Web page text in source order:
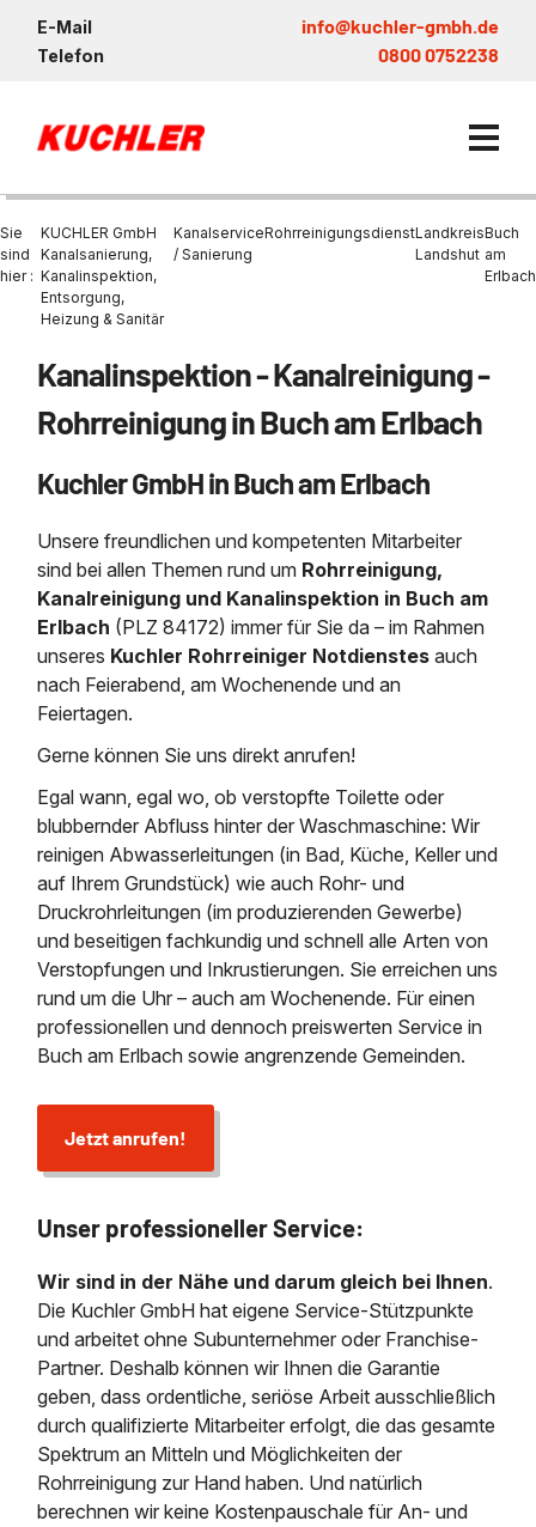
E-Mail info@kuchler-gmbh.de
Telefon 0800 0752238
Kanalservice / Sanierung
Kanalsanierung
Großprofilsanierung
Kanalreinigung
Kanalinspektion
Grubenentleerung
Kosten Preise
Rohrreinigungsdienst
Wasserhaltung
Dükerreinigung
Entsorgung
Entsorgung und
Bohrschlamm
Entsorgung von
Chemisch physikalische
Entleerung und Reinigung
Regenrückhaltebecken
Grubenentleerung und
Sickerschacht Reinigung
Schießstandsanierung -
Geschosssandfang
Mobile Schlamm-
Abscheider
Entleerung Entsorgung
Wartung und Vollservice
Fettabscheider
Entsorgung
Saugbagger / Luftförderanlage
Be- und Entkiesen von
Entleerung von
Saugbagger für Tiefbau
Saugbagger und Pumpen
Fermenter-Entleerung
Regenrückhaltebecken
Trockensaugen von
Weitere Services mit
Heizung / Sanitär
Heizung / Sanitär
Wärmepumpen Zentrum
Tiefbau
Unternehmen
KUCHLER GRUPPE
Nachhaltigkeit & Umwelt
Zertifikate /
Stellenangebote
Kontakt
Sie
sind
hier :
KUCHLER GmbH
Kanalsanierung,
Kanalinspektion,
Entsorgung,
Heizung & Sanitär
Kanalservice
/ Sanierung
RohrreinigungsdienstLandkreis
Landshut
Buch
am
Erlbach
Kanalinspektion - Kanalreinigung -
Rohrreinigung in Buch am Erlbach
Kuchler GmbH in Buch am Erlbach
Unsere freundlichen und kompetenten Mitarbeiter
sind bei allen Themen rund um Rohrreinigung,
Kanalreinigung und Kanalinspektion in Buch am
Erlbach (PLZ 84172) immer für Sie da – im Rahmen
unseres Kuchler Rohrreiniger Notdienstes auch
nach Feierabend, am Wochenende und an
Feiertagen.
Gerne können Sie uns direkt anrufen!
Egal wann, egal wo, ob verstopfte Toilette oder
blubbernder Abfluss hinter der Waschmaschine: Wir
reinigen Abwasserleitungen (in Bad, Küche, Keller und
auf Ihrem Grundstück) wie auch Rohr- und
Druckrohrleitungen (im produzierenden Gewerbe)
und beseitigen fachkundig und schnell alle Arten von
Verstopfungen und Inkrustierungen. Sie erreichen uns
rund um die Uhr – auch am Wochenende. Für einen
professionellen und dennoch preiswerten Service in
Buch am Erlbach sowie angrenzende Gemeinden.
Jetzt anrufen!
Unser professioneller Service:
Wir sind in der Nähe und darum gleich bei Ihnen.
Die Kuchler GmbH hat eigene Service-Stützpunkte
und arbeitet ohne Subunternehmer oder Franchise-
Partner. Deshalb können wir Ihnen die Garantie
geben, dass ordentliche, seriöse Arbeit ausschließlich
durch qualifizierte Mitarbeiter erfolgt, die das gesamte
Spektrum an Mitteln und Möglichkeiten der
Rohrreinigung zur Hand haben. Und natürlich
berechnen wir keine Kostenpauschale für An- und